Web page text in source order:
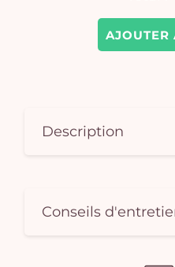
AJOUTER
Description
Conseils